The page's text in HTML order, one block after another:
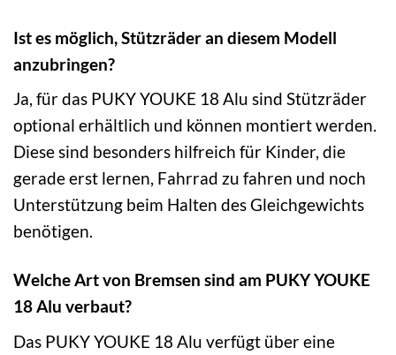
Ist es möglich, Stützräder an diesem Modell
anzubringen?
Ja, für das PUKY YOUKE 18 Alu sind Stützräder
optional erhältlich und können montiert werden.
Diese sind besonders hilfreich für Kinder, die
gerade erst lernen, Fahrrad zu fahren und noch
Unterstützung beim Halten des Gleichgewichts
benötigen.
Welche Art von Bremsen sind am PUKY YOUKE
18 Alu verbaut?
Das PUKY YOUKE 18 Alu verfügt über eine